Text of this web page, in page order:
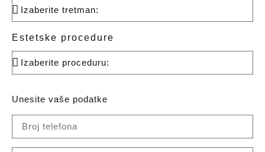
Estetske procedure
Unesite vaše podatke